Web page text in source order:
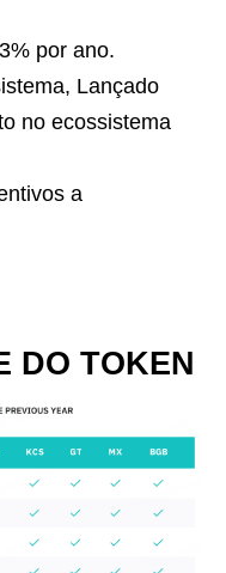
por ano.
Lançado
no ecossistema
a
DO TOKEN